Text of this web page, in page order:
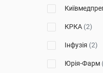
КРКА (2)
Інфузія (2)
Юрія-Фарм